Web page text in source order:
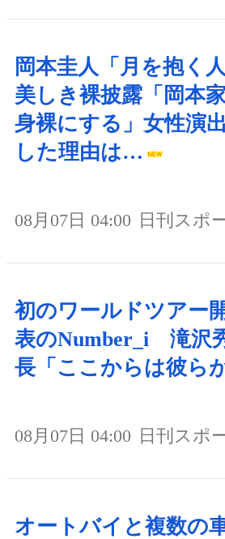
岡本圭人「月を抱く
美しき裸披露「岡本
身裸にする」女性演
した理由は…
08月07日 04:00 日刊スポ
初のワールドツアー
表のNumber_i 滝沢
長「ここからは彼らが
08月07日 04:00 日刊スポ
オートバイと複数の